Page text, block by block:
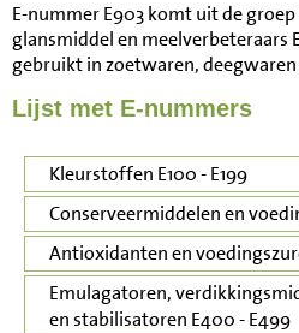
E-nummer E903 komt uit de
glansmiddel en meelverbeteraars
gebruikt in zoetwaren,
Lijst met E-nummers
Kleurstoffen E100 - E199
Conserveermiddelen en
Antioxidanten en
Emulagatoren,
en stabilisatoren E400 - E499